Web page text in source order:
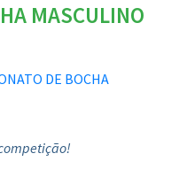
MASCULINO